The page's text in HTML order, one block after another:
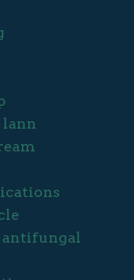
lann
antifungal